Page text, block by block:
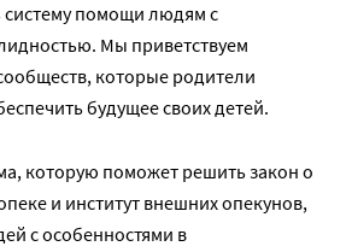
систему помощи людям с
Мы приветствуем
которые родители
будущее своих детей.
которую поможет решить закон о
и институт внешних опекунов,
с особенностями в